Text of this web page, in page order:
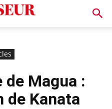
de Magua :
de Kanata